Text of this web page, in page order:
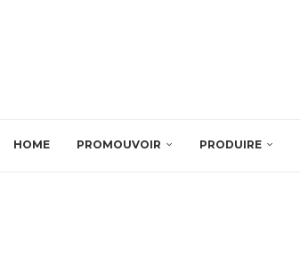
HOME PROMOUVOIR PRODUIRE